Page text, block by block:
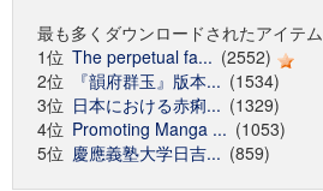
最も多くダウンロードされたアイテム
1位 The perpetual fa... (2552)
2位
『韻府群玉』版本... (1534)
3位 日本における赤痢... (1329)
4位 Promoting Manga ... (1053)
5位 慶應義塾大学日吉... (859)